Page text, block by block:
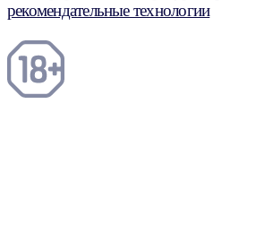
рекомендательные технологии